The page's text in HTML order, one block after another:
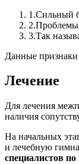
1.Сильный
2.Проблемы
3.Так
Данные признаки
Лечение
Для лечения
наличия
На начальных
и лечебную
специалистов